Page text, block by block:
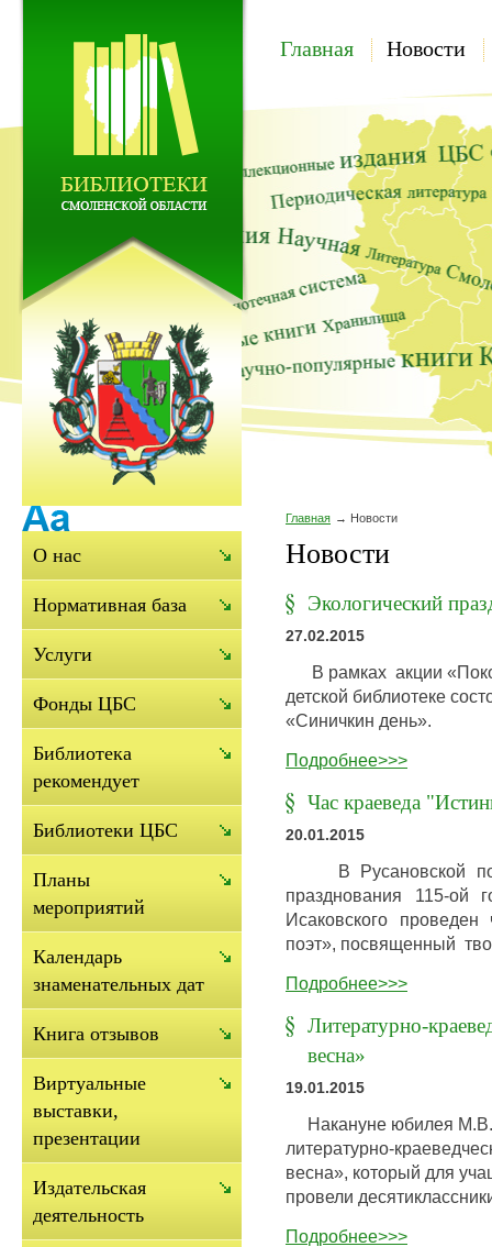
Главная Новости
Главная Новости
Новости
Экологический
27.02.2015
В рамках акции
детской библиотеке
«Синичкин день».
Подробнее>>>
Час краеведа
20.01.2015
В Русановской
празднования 115-
Исаковского
поэт», посвященный
Подробнее>>>
Литературно-
весна»
19.01.2015
Накануне юбилея М.В.
литературно-
весна», который для
провели
Подробнее>>>
О нас
Нормативная база
Услуги
Фонды ЦБС
Библиотека
рекомендует
Библиотеки ЦБС
Планы
мероприятий
Календарь
знаменательных дат
Книга отзывов
Виртуальные
выставки,
презентации
Издательская
деятельность